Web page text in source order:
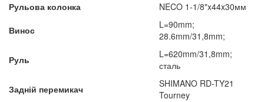
Рульова колонка
NECO 1-1/8"x44x30мм
Винос
L=90mm;
28.6mm/31,8mm;
Руль
L=620mm/31,8mm;
сталь
Задній перемикач
SHIMANO RD-TY21
Tourney